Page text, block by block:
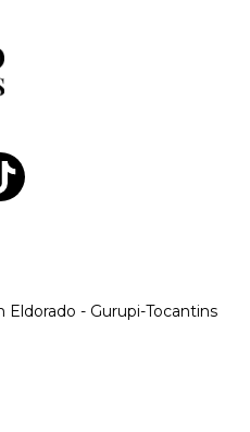
Eldorado - Gurupi-Tocantins